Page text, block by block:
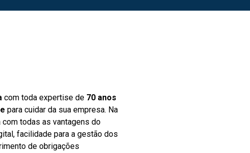
com toda expertise de 70 anos
para cuidar da sua empresa. Na
todas as vantagens do
facilidade para a gestão dos
de obrigações